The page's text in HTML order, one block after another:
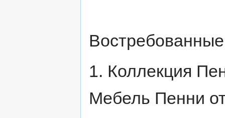
1. Коллекция
Мебель Пенни